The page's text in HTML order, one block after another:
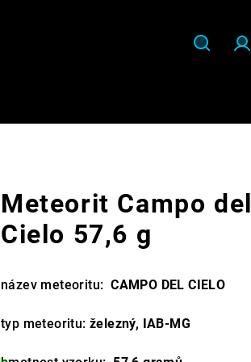
Meteorit Campo del
Cielo 57,6 g
název meteoritu: CAMPO DEL CIELO
typ meteoritu: železný, IAB-MG